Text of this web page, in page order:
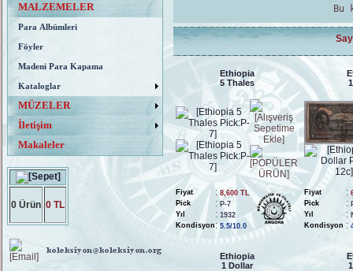
MALZEMELER
Para Albümleri
Föyler
Madeni Para Kapama
Kataloglar
MÜZELER
İletişim
Makaleler
0 Ürün 0 TL
Bu
Ethiopia
5 Thales
Fiyat : 8,600 TL
Pick
: P-7
Yıl
: 1932
Kondisyon:5.5/10.0
Fiyat :
Pick
:
Yıl
:
Kondisyon :
Ethiopia
1 Dollar